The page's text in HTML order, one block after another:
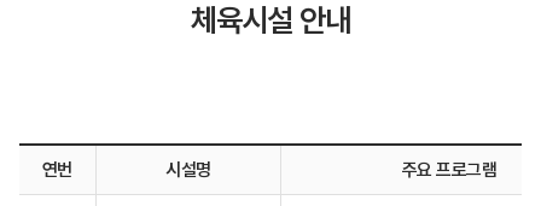
체육시설 안내
연번 시설명 주요 프로그램